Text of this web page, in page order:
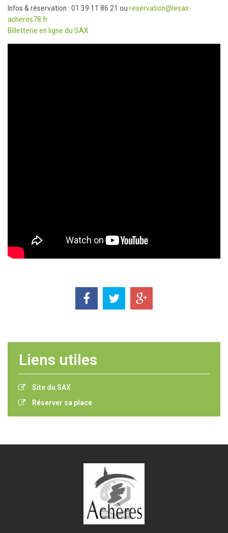
Infos & réservation : 01 39 11 86 21 ou reservation@lesax-
acheres78.fr
Billetterie en ligne du SAX
Liens utiles
Site du SAX
Réserver sa place